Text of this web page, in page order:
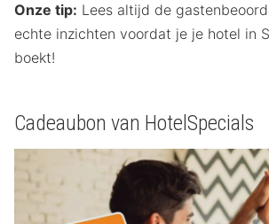
Onze tip: Lees altijd de
echte inzichten voordat je je hotel in
boekt!
Cadeaubon van HotelSpecials